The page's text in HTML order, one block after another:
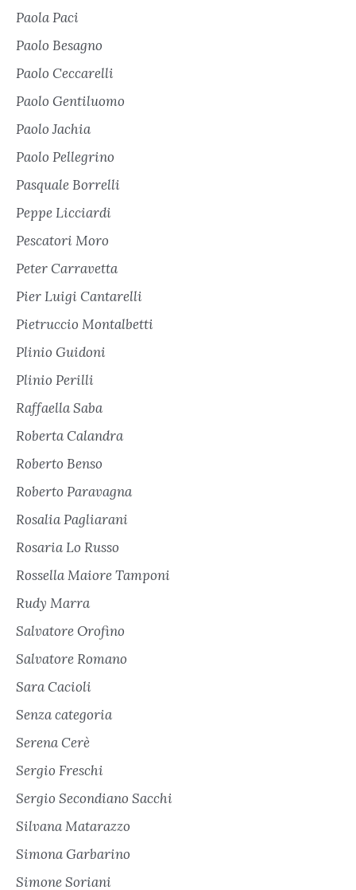
Paola Paci
Paolo Besagno
Paolo Ceccarelli
Paolo Gentiluomo
Paolo Jachia
Paolo Pellegrino
Pasquale Borrelli
Peppe Licciardi
Pescatori Moro
Peter Carravetta
Pier Luigi Cantarelli
Pietruccio Montalbetti
Plinio Guidoni
Plinio Perilli
Raffaella Saba
Roberta Calandra
Roberto Benso
Roberto Paravagna
Rosalia Pagliarani
Rosaria Lo Russo
Rossella Maiore Tamponi
Rudy Marra
Salvatore Orofino
Salvatore Romano
Sara Cacioli
Senza categoria
Serena Cerè
Sergio Freschi
Sergio Secondiano Sacchi
Silvana Matarazzo
Simona Garbarino
Simone Soriani